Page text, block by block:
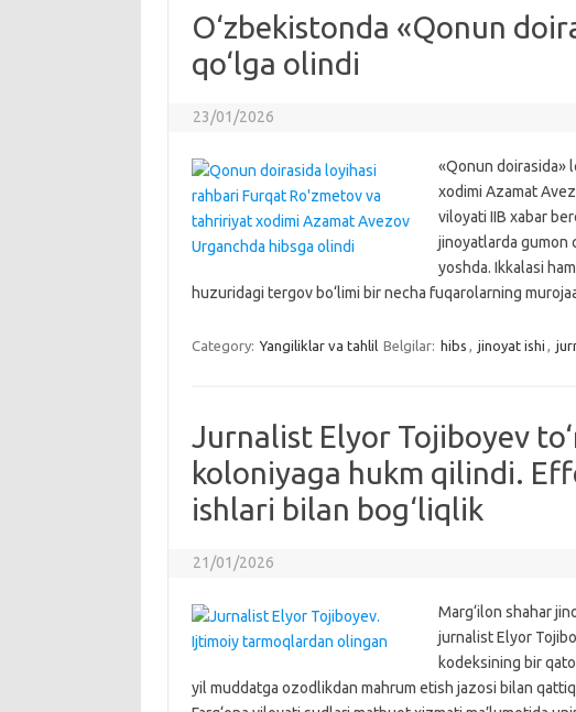
O‘zbekistonda «Qonun
qo‘lga olindi
23/01/2026
«Qonun doirasida»
xodimi Azamat
viloyati IIB xabar
jinoyatlarda gumon
yoshda. Ikkalasi
huzuridagi tergov bo‘limi bir necha fuqarolarning
Category: Yangiliklar va tahlil Belgilar: hibs , jinoyat ishi ,
Jurnalist Elyor Tojiboyev
koloniyaga hukm qilindi.
ishlari bilan bog‘liqlik
21/01/2026
Marg‘ilon shahar
jurnalist Elyor
kodeksining bir
yil muddatga ozodlikdan mahrum etish jazosi bilan